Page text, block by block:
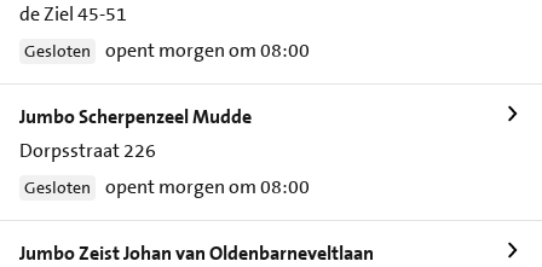
de Ziel 45-51
Gesloten opent morgen om 08:00
Jumbo Scherpenzeel Mudde
Dorpsstraat 226
Gesloten opent morgen om 08:00
Jumbo Zeist Johan van Oldenbarneveltlaan